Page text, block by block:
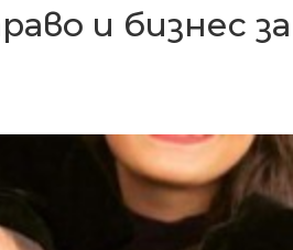
и бизнес за